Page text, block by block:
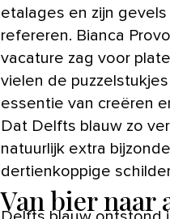
etalages en zijn
refereren. Bianca
vacature zag voor
vielen de
essentie van creëren
Dat Delfts blauw zo
natuurlijk extra
dertienkoppige
Van bier naar